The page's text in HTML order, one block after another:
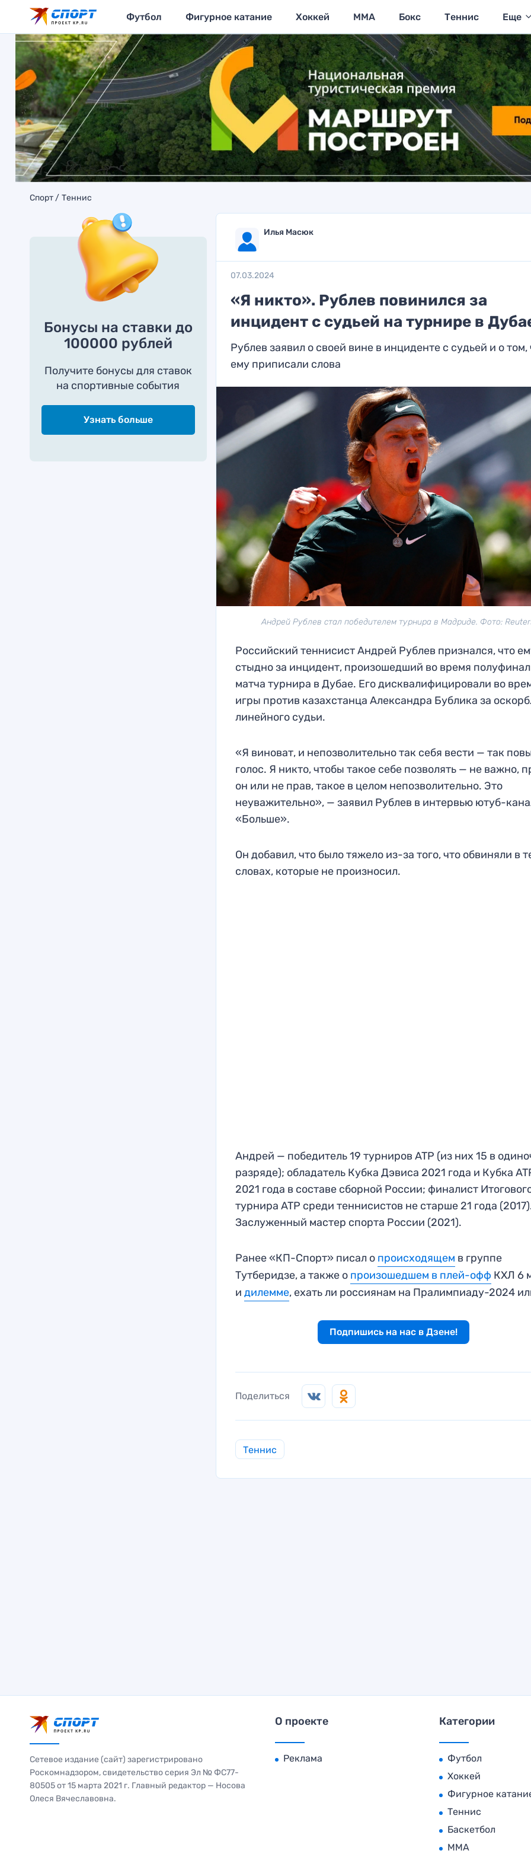
Футбол Фигурное катание Хоккей MMA Бокс Теннис Еще
Спорт Теннис
Бонусы на ставки до
100000 рублей
Получите бонусы для ставок
на спортивные события
Узнать больше
Илья Масюк
07.03.2024
«Я никто». Рублев повинился за
инцидент с судьей на турнире в
Рублев заявил о своей вине в инциденте с судьей и о том,
ему приписали слова
Андрей Рублев стал победителем турнира в Мадриде. Фото:
Российский теннисист Андрей Рублев признался, что
стыдно за инцидент, произошедший во время
матча турнира в Дубае. Его дисквалифицировали во
игры против казахстанца Александра Бублика за
линейного судьи.
«Я виноват, и непозволительно так себя вести — так
голос. Я никто, чтобы такое себе позволять — не важно,
он или не прав, такое в целом непозволительно. Это
неуважительно», — заявил Рублев в интервью ютуб-
«Больше».
Он добавил, что было тяжело из-за того, что обвиняли в
словах, которые не произносил.
Андрей — победитель 19 турниров ATP (из них 15 в
разряде); обладатель Кубка Дэвиса 2021 года и Кубка
2021 года в составе сборной России; финалист
турнира ATP среди теннисистов не старше 21 года
Заслуженный мастер спорта России (2021).
Ранее «КП-Спорт» писал о происходящем в группе
Тутберидзе, а также о произошедшем в плей-офф КХЛ 6
идилемме, ехать ли россиянам на Пралимпиаду-2024
Подпишись на нас в Дзене!
Поделиться
Теннис
Сетевое издание (сайт) зарегистрировано
Роскомнадзором, свидетельство серия Эл № ФС77-
80505 от 15 марта 2021 г. Главный редактор — Носова
Олеся Вячеславовна.
О проекте
Реклама
Категории
Футбол
Хоккей
Фигурное
Теннис
Баскетбол
MMA